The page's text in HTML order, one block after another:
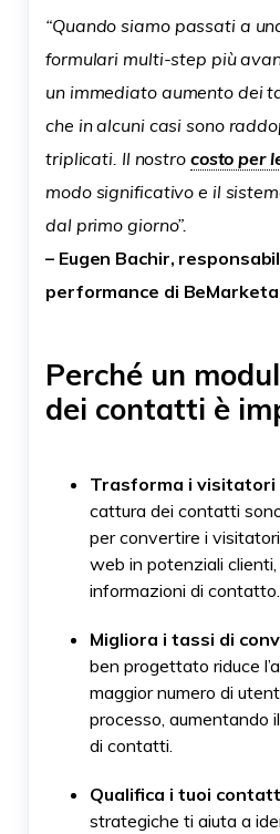
“Quando siamo passati a
formulari multi-step più
un immediato aumento dei
che in alcuni casi sono
triplicati. Il nostro costo per
modo significativo e il
dal primo giorno”.
– Eugen Bachir,
performance di
Perché un
dei contatti è
Trasforma i visitatori
cattura dei contatti
per convertire i
web in potenziali
informazioni di contatto.
Migliora i tassi di
ben progettato riduce
maggior numero di
processo, aumentando
di contatti.
Qualifica i tuoi
strategiche ti aiuta a